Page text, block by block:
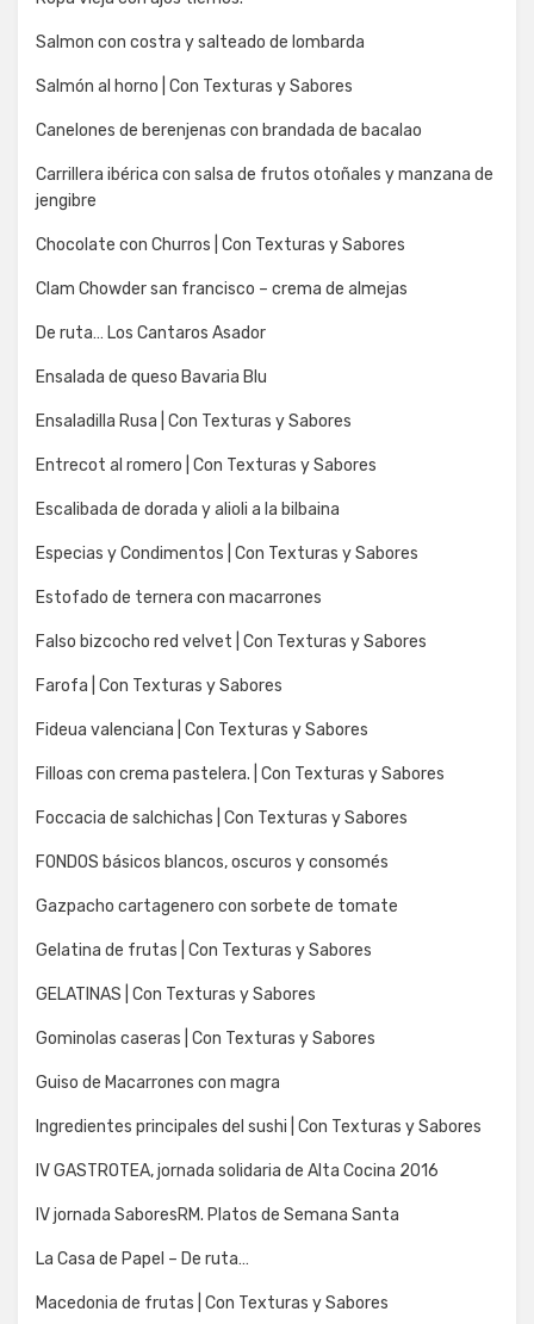
Salmon con costra y salteado de lombarda
Salmón al horno | Con Texturas y Sabores
Canelones de berenjenas con brandada de bacalao
Carrillera ibérica con salsa de frutos otoñales y manzana de
jengibre
Chocolate con Churros | Con Texturas y Sabores
Clam Chowder san francisco – crema de almejas
De ruta… Los Cantaros Asador
Ensalada de queso Bavaria Blu
Ensaladilla Rusa | Con Texturas y Sabores
Entrecot al romero | Con Texturas y Sabores
Escalibada de dorada y alioli a la bilbaina
Especias y Condimentos | Con Texturas y Sabores
Estofado de ternera con macarrones
Falso bizcocho red velvet | Con Texturas y Sabores
Farofa | Con Texturas y Sabores
Fideua valenciana | Con Texturas y Sabores
Filloas con crema pastelera. | Con Texturas y Sabores
Foccacia de salchichas | Con Texturas y Sabores
FONDOS básicos blancos, oscuros y consomés
Gazpacho cartagenero con sorbete de tomate
Gelatina de frutas | Con Texturas y Sabores
GELATINAS | Con Texturas y Sabores
Gominolas caseras | Con Texturas y Sabores
Guiso de Macarrones con magra
Ingredientes principales del sushi | Con Texturas y Sabores
IV GASTROTEA, jornada solidaria de Alta Cocina 2016
IV jornada SaboresRM. Platos de Semana Santa
La Casa de Papel – De ruta…
Macedonia de frutas | Con Texturas y Sabores